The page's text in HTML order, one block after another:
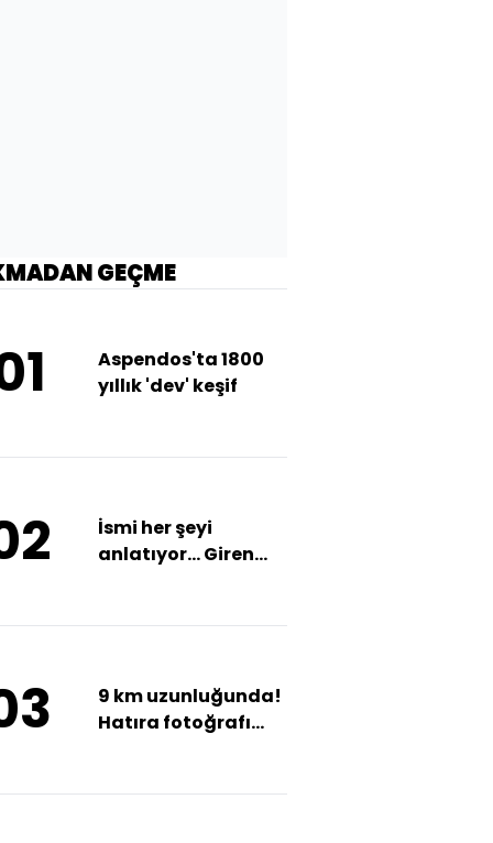
GEÇME
Aspendos'ta 1800
yıllık 'dev' keşif
İsmi her şeyi
anlatıyor... Giren
9 km uzunluğunda!
Hatıra fotoğrafı